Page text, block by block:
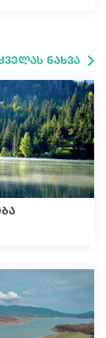
ნახვა